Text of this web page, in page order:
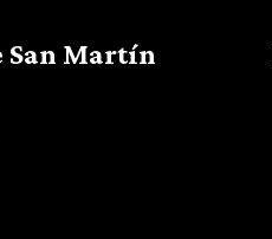
San Martín